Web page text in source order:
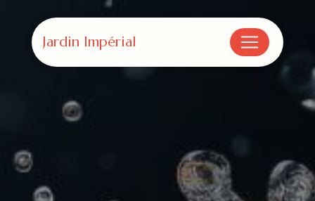
Jardin Impérial
Panneau de gestion des cookies